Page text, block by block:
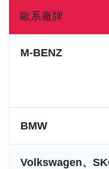
歐系廠牌
M-BENZ
BMW
Volkswagen、